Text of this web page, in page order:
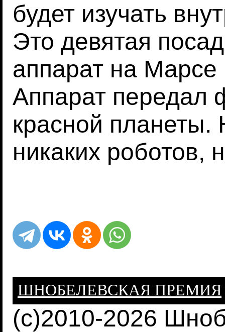
будет изучать
Это девятая
аппарат на
Аппарат передал
красной
никаких роботов,
ШНОБЕЛЕВСКАЯ ПРЕМИЯ
(c)2010-2026